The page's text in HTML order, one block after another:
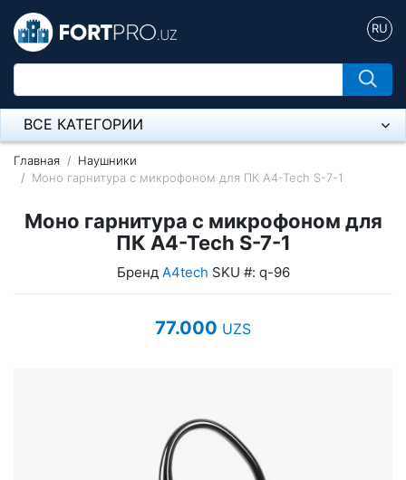
RU
ВСЕ КАТЕГОРИИ
Микрофон
Оборудование Mikrotik
Серверное оборудование
Главная
Наушники
Моно гарнитура с микрофоном для ПК A4-Tech S-7-1
Моно гарнитура с микрофоном для
ПК A4-Tech S-7-1
Бренд A4tech SKU #: q-96
77.000 UZS